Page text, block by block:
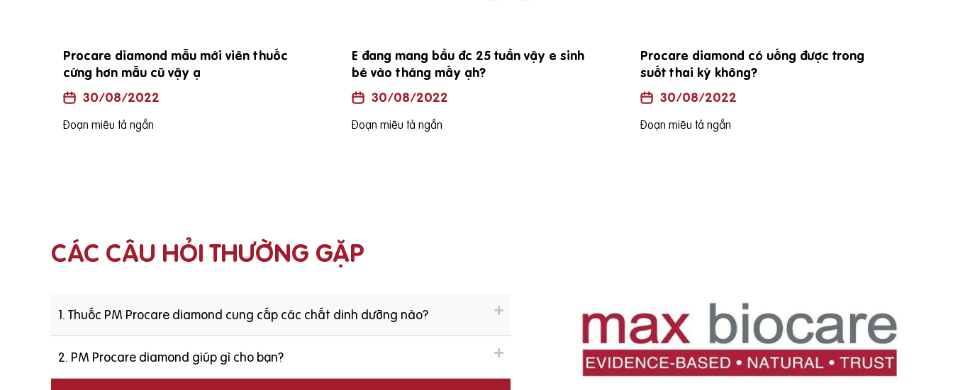
Procare diamond mẫu mới viên thuốc
cứng hơn mẫu cũ vậy ạ
30/08/2022
Đoạn miêu tả ngắn
E đang mang bầu đc 25 tuần vậy e sinh
bé vào tháng mấy ạh?
30/08/2022
Đoạn miêu tả ngắn
Procare diamond có uống được trong
suốt thai kỳ không?
30/08/2022
Đoạn miêu tả ngắn
CÁC CÂU HỎI THƯỜNG GẶP
1. Thuốc PM Procare diamond cung cấp các chất dinh dưỡng nào?
2. PM Procare diamond giúp gì cho bạn?